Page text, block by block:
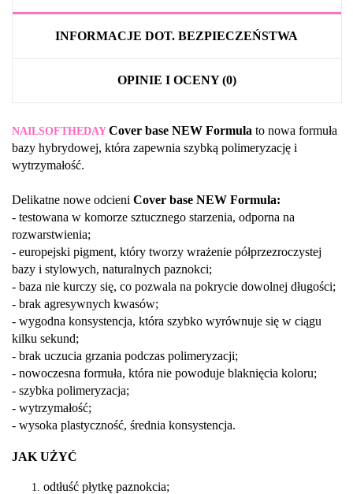
INFORMACJE DOT. BEZPIECZEŃSTWA
OPINIE I OCENY (0)
NAILSOFTHEDAY Cover base NEW Formula to nowa formuła
bazy hybrydowej, która zapewnia szybką polimeryzację i
wytrzymałość.
Delikatne nowe odcieni Cover base NEW Formula:
- testowana w komorze sztucznego starzenia, odporna na
rozwarstwienia;
- europejski pigment, który tworzy wrażenie półprzezroczystej
bazy i stylowych, naturalnych paznokci;
- baza nie kurczy się, co pozwala na pokrycie dowolnej długości;
- brak agresywnych kwasów;
- wygodna konsystencja, która szybko wyrównuje się w ciągu
kilku sekund;
- brak uczucia grzania podczas polimeryzacji;
- nowoczesna formuła, która nie powoduje blaknięcia koloru;
- szybka polimeryzacja;
- wytrzymałość;
- wysoka plastyczność, średnia konsystencja.
JAK UŻYĆ
odtłuść płytkę paznokcia;